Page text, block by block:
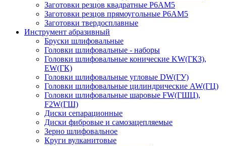
Заготовки резцов квадратные Р6АМ5
Заготовки резцов прямоугольные Р6АМ5
Заготовки твердосплавные
Инструмент абразивный
Бруски шлифовальные
Головки шлифовальные - наборы
Головки шлифовальные конические KW(ГКЗ),
EW(ГК)
Головки шлифовальные угловые DW(ГУ)
Головки шлифовальные цилиндрические AW(ГЦ)
Головки шлифовальные шаровые FW(ГШЦ),
F2W(ГШ)
Диски сепарационные
Диски фибровые и самозацепляемые
Зерно шлифовальное
Круги вулканитовые